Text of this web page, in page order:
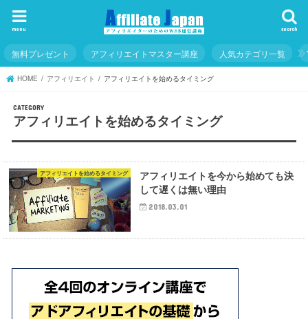
search
menu
無料プレゼント アフィリエイトマスター講座 人気カテゴリ一覧
HOME アフィリエイト アフィリエイトを始めるタイミング
アフィリエイトを始めるタイミング
アフィリエイトを始めるタイミング
アフィリエイトを今から始めても決
して遅くは無い理由
2018.03.01